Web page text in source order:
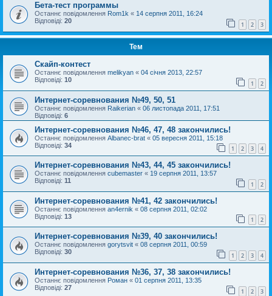
Бета-тест программы
Останнє повідомлення Rom1k « 14 серпня 2011, 16:24
Відповіді: 20 1 2 3
Тем
Скайп-контест
Останнє повідомлення melikyan « 04 січня 2013, 22:57
Відповіді: 10 1 2
Интернет-соревнования №49, 50, 51
Останнє повідомлення Raikerian « 06 листопада 2011, 17:51
Відповіді: 6
Интернет-соревнования №46, 47, 48 закончились!
Останнє повідомлення Albanec-brat « 05 вересня 2011, 15:18
Відповіді: 34 1 2 3 4
Интернет-соревнования №43, 44, 45 закончились!
Останнє повідомлення cubemaster « 19 серпня 2011, 13:57
Відповіді: 11 1 2
Интернет-соревнования №41, 42 закончились!
Останнє повідомлення an4ernik « 08 серпня 2011, 02:02
Відповіді: 13 1 2
Интернет-соревнования №39, 40 закончились!
Останнє повідомлення gorytsvit « 08 серпня 2011, 00:59
Відповіді: 30 1 2 3 4
Интернет-соревнования №36, 37, 38 закончились!
Останнє повідомлення Роман « 01 серпня 2011, 13:35
Відповіді: 27 1 2 3